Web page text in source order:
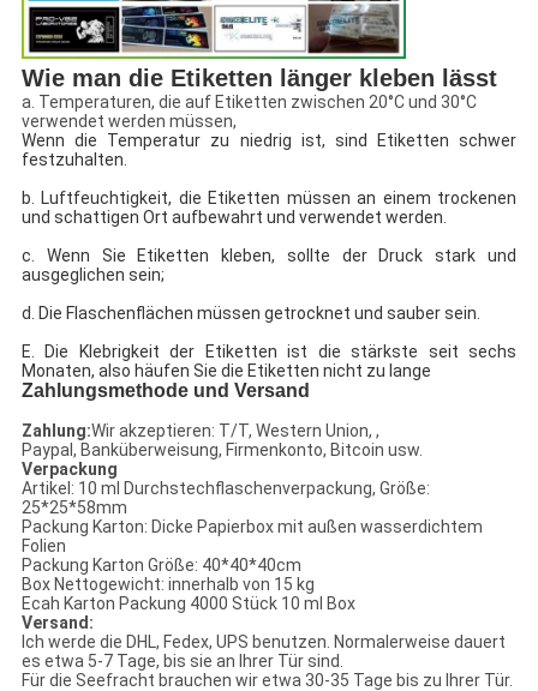
Wie man die Etiketten länger kleben lässt
a. Temperaturen, die auf Etiketten zwischen 20°C und 30°C
verwendet werden müssen,
Wenn die Temperatur zu niedrig ist, sind Etiketten schwer
festzuhalten.
b. Luftfeuchtigkeit, die Etiketten müssen an einem trockenen
und schattigen Ort aufbewahrt und verwendet werden.
c. Wenn Sie Etiketten kleben, sollte der Druck stark und
ausgeglichen sein;
d. Die Flaschenflächen müssen getrocknet und sauber sein.
E. Die Klebrigkeit der Etiketten ist die stärkste seit sechs
Monaten, also häufen Sie die Etiketten nicht zu lange
Zahlungsmethode und Versand
Zahlung:Wir akzeptieren: T/T, Western Union, ,
Paypal, Banküberweisung, Firmenkonto, Bitcoin usw.
Verpackung
Artikel: 10 ml Durchstechflaschenverpackung, Größe:
25*25*58mm
Packung Karton: Dicke Papierbox mit außen wasserdichtem
Folien
Packung Karton Größe: 40*40*40cm
Box Nettogewicht: innerhalb von 15 kg
Ecah Karton Packung 4000 Stück 10 ml Box
Versand:
Ich werde die DHL, Fedex, UPS benutzen. Normalerweise dauert
es etwa 5-7 Tage, bis sie an Ihrer Tür sind.
Für die Seefracht brauchen wir etwa 30-35 Tage bis zu Ihrer Tür.